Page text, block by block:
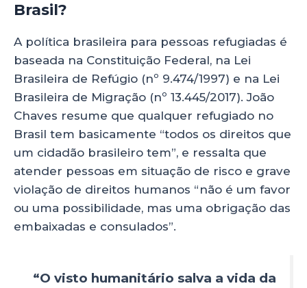
Brasil?
A política brasileira para pessoas refugiadas é
baseada na Constituição Federal, na Lei
Brasileira de Refúgio (nº 9.474/1997) e na Lei
Brasileira de Migração (nº 13.445/2017). João
Chaves resume que qualquer refugiado no
Brasil tem basicamente “todos os direitos que
um cidadão brasileiro tem”, e ressalta que
atender pessoas em situação de risco e grave
violação de direitos humanos “não é um favor
ou uma possibilidade, mas uma obrigação das
embaixadas e consulados”.
“O visto humanitário salva a vida da